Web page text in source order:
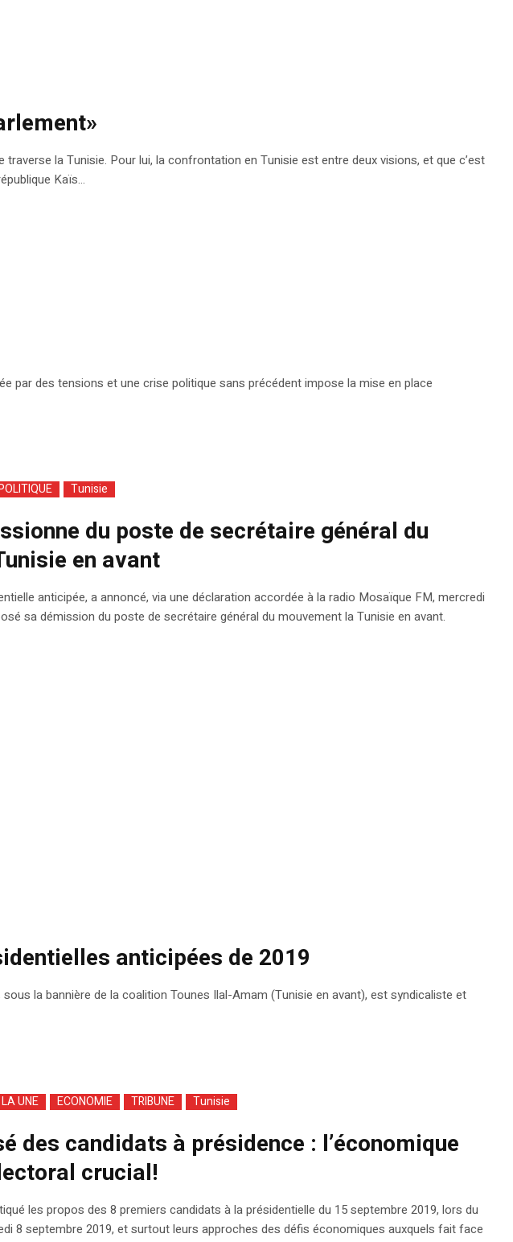
la Tunisie. Pour lui, la confrontation en Tunisie est entre deux visions, et que c’est
Kaïs...
par des tensions et une crise politique sans précédent impose la mise en place
Tunisie
du poste de secrétaire général du
en avant
anticipée, a annoncé, via une déclaration accordée à la radio Mosaïque FM, mercredi
sa démission du poste de secrétaire général du mouvement la Tunisie en avant.
anticipées de 2019
la bannière de la coalition Tounes Ilal-Amam (Tunisie en avant), est syndicaliste et
UNE ECONOMIE TRIBUNE Tunisie
des candidats à présidence : l’économique
crucial!
les propos des 8 premiers candidats à la présidentielle du 15 septembre 2019, lors du
8 septembre 2019, et surtout leurs approches des défis économiques auxquels fait face